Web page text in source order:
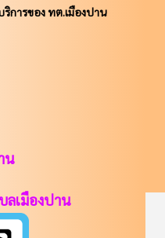
การของ ทต.เมืองปาน
น
ลเมืองปาน